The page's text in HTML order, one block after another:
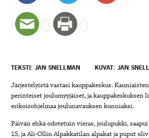
TEKSTI: JAN SNELLMAN KUVAT: JAN
Järjestelyistä vastasi kauppakeskus.
perinteiset joulumyyjäiset, ja kauppakeskuksen
erikoisohjelmaa joulunavauksen kunniaksi.
Päivän ehkä odotetuin vieras, joulupukki,
15, ja Ali-Ollin Alpakkatilan alpakat ja puput